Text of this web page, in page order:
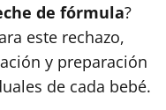
de fórmula?
este rechazo,
y preparación
de cada bebé.